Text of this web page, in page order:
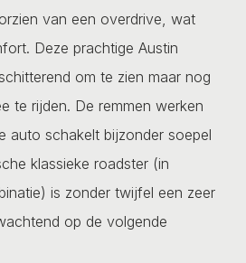
van een overdrive, wat
Deze prachtige Austin
om te zien maar nog
te rijden. De remmen werken
auto schakelt bijzonder soepel
klassieke roadster (in
is zonder twijfel een zeer
op de volgende